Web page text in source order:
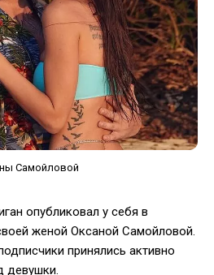
Самойловой
опубликовал у себя в
женой Оксаной Самойловой.
принялись активно
девушки.